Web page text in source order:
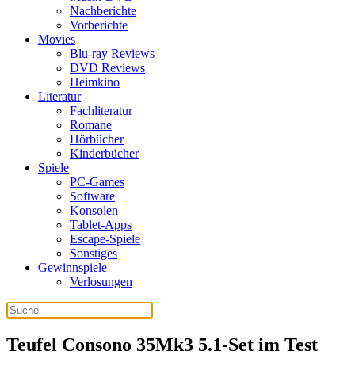
Nachberichte
Vorberichte
Movies
Blu-ray Reviews
DVD Reviews
Heimkino
Literatur
Fachliteratur
Romane
Hörbücher
Kinderbücher
Spiele
PC-Games
Software
Konsolen
Tablet-Apps
Escape-Spiele
Sonstiges
Gewinnspiele
Verlosungen
Teufel Consono 35Mk3 5.1-Set im Test